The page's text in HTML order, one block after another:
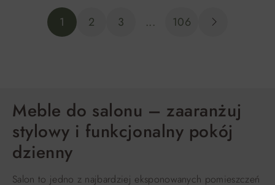
1 2 3 ... 106
Meble do salonu – zaaranżuj
stylowy i funkcjonalny pokój
dzienny
Salon to jedno z najbardziej eksponowanych pomieszczeń